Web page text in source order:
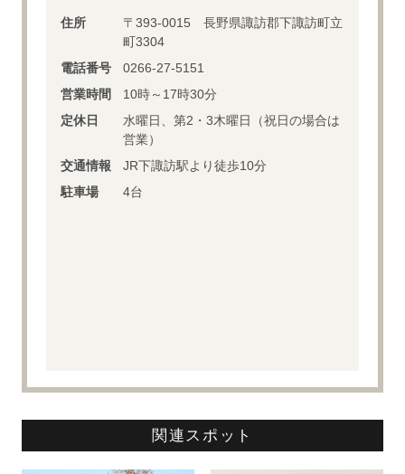
住所
〒393-0015 長野県諏訪郡下諏訪町立
町3304
電話番号
0266-27-5151
営業時間
10時～17時30分
定休日
水曜日、第2・3木曜日（祝日の場合は
営業）
交通情報
JR下諏訪駅より徒歩10分
駐車場
4台
関連スポット